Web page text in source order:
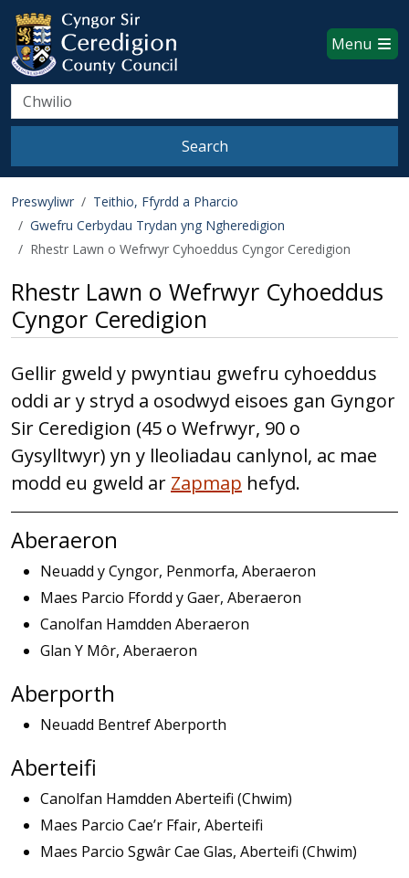
Skip to main content
Ceredigion County Council
Menu
Search
Search
Preswyliwr
Teithio, Ffyrdd a Pharcio
Gwefru Cerbydau Trydan yng Ngheredigion
Rhestr Lawn o Wefrwyr Cyhoeddus Cyngor Ceredigion
Rhestr Lawn o Wefrwyr Cyhoeddus
Cyngor Ceredigion
Gellir gweld y pwyntiau gwefru cyhoeddus
oddi ar y stryd a osodwyd eisoes gan Gyngor
Sir Ceredigion (45 o Wefrwyr, 90 o
Gysylltwyr) yn y lleoliadau canlynol, ac mae
modd eu gweld ar Zapmap hefyd.
Aberaeron
Neuadd y Cyngor, Penmorfa, Aberaeron
Maes Parcio Ffordd y Gaer, Aberaeron
Canolfan Hamdden Aberaeron
Glan Y Môr, Aberaeron
Aberporth
Neuadd Bentref Aberporth
Aberteifi
Canolfan Hamdden Aberteifi (Chwim)
Maes Parcio Cae’r Ffair, Aberteifi
Maes Parcio Sgwâr Cae Glas, Aberteifi (Chwim)